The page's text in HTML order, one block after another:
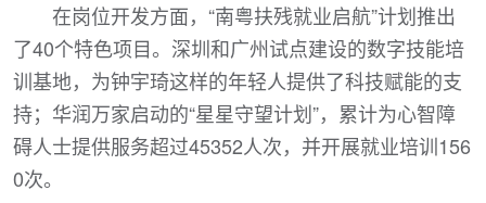
在岗位开发方面，“南粤扶残就业启航”计划推出
了40个特色项目。深圳和广州试点建设的数字技能培
训基地，为钟宇琦这样的年轻人提供了科技赋能的支
持；华润万家启动的“星星守望计划”，累计为心智障
碍人士提供服务超过45352人次，并开展就业培训156
0次。